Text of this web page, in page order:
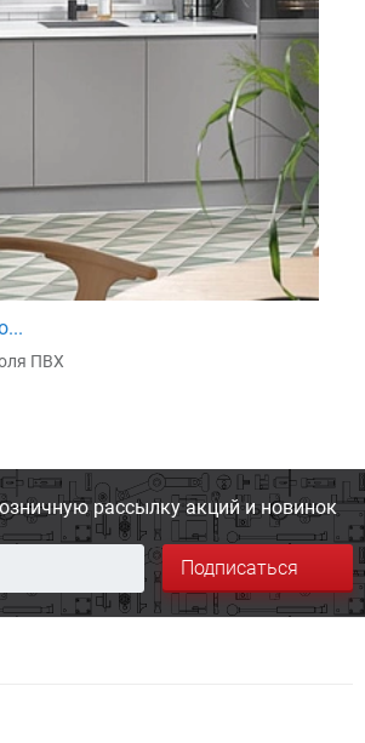
ПВХ
рассылку акций и новинок
Подписаться